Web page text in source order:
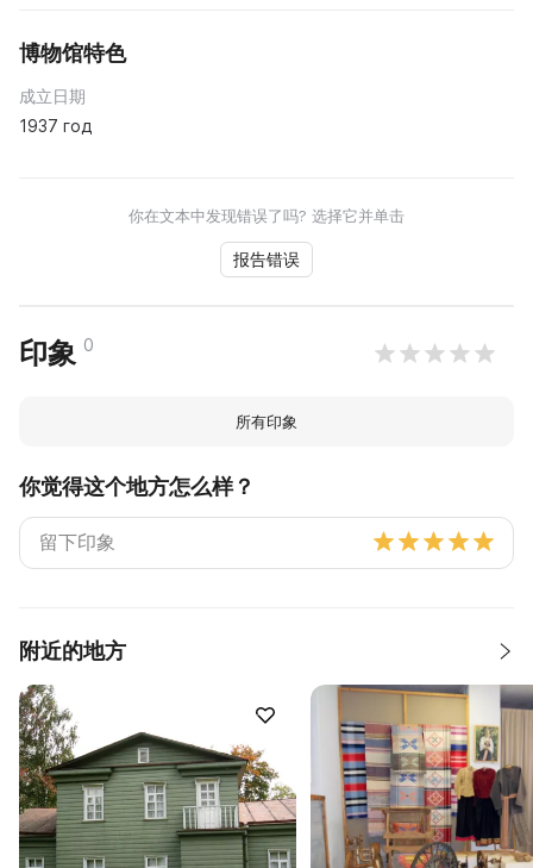
博物馆特色
成立日期
1937 год
你在文本中发现错误了吗? 选择它并单击
报告错误
印象 0
所有印象
你觉得这个地方怎么样？
附近的地方